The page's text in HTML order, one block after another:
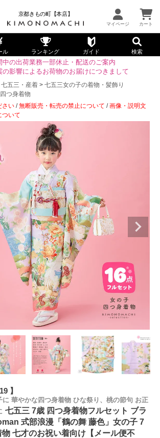
京都きもの町【本店】
ル ランキング ガイド 検索
中の出荷業務一部休止・配送のご案内
の影響によるお荷物のお届けにつきまして
五三・産着
七五三女の子の着物・髪飾り
四つ身着物
さい /無断販売・転売の禁止について /画像・説明文
ついて
に 華やかな四つ身着物 ひな祭り、桃の節句 お正
七五三 7歳 四つ身着物フルセット ブラ
式部浪漫「鶴の舞 藤色」女の子 7
七才のお祝い着向け【メール便不